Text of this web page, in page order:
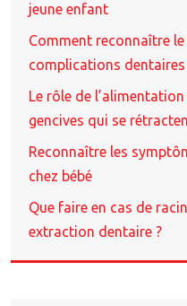
jeune enfant
Comment reconnaître
complications dentaires
Le rôle de
gencives qui se
Reconnaître les
chez bébé
Que faire en cas de
extraction dentaire ?